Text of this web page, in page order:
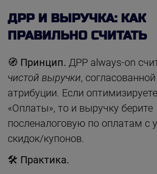
ДРР И ВЫРУЧКА: КАК
ПРАВИЛЬНО СЧИТАТЬ
🧭 Принцип. ДРР always-on
чистой выручки,
атрибуции. Если
«Оплаты», то и выручку берите
посленалоговую по оплатам с
скидок/купонов.
🛠 Практика.